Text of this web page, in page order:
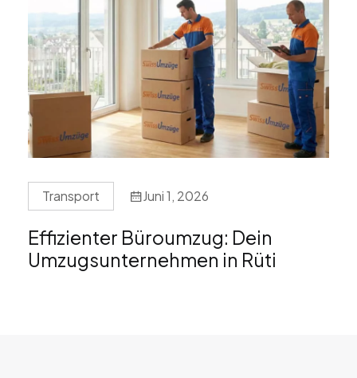
Transport Juni 1, 2026
Effizienter Büroumzug: Dein
Umzugsunternehmen in Rüti